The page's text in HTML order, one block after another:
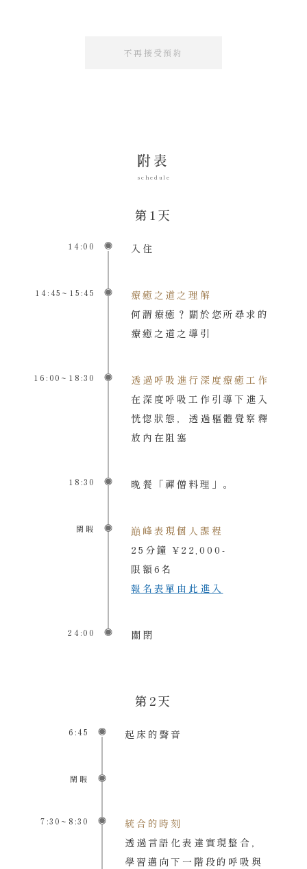
不再接受預約
附表
schedule
第1天
14:00 入住
14:45~15:45
療癒之道之理解
何謂療癒？關於您所尋求的
療癒之道之導引
16:00~18:30
透過呼吸進行深度療癒工作
在深度呼吸工作引導下進入
恍惚狀態，透過軀體覺察釋
放內在阻塞
18:30 晚餐「禪僧料理」。
閑暇
巔峰表現個人課程
25分鐘 ¥22,000-
限額6名
報名表單由此進入
24:00 關閉
第2天
6:45 起床的聲音
閑暇
7:30~8:30
統合的時刻
透過言語化表達實現整合，
學習邁向下一階段的呼吸與